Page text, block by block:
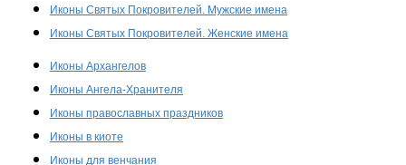
Иконы Святых Покровителей. Мужские имена
Иконы Святых Покровителей. Женские имена
Иконы Архангелов
Иконы Ангела-Хранителя
Иконы православных праздников
Иконы в киоте
Иконы для венчания